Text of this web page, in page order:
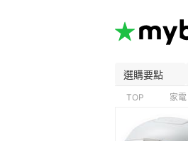
選購要點
TOP 家電